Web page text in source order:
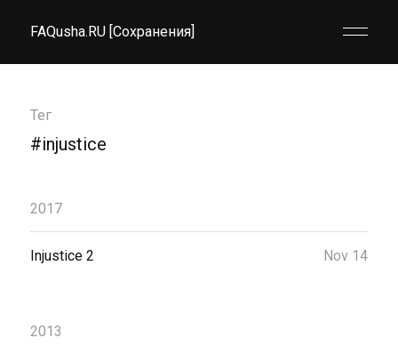
FAQusha.RU [Сохранения]
Тег
#injustice
2017
Injustice 2 Nov 14
2013